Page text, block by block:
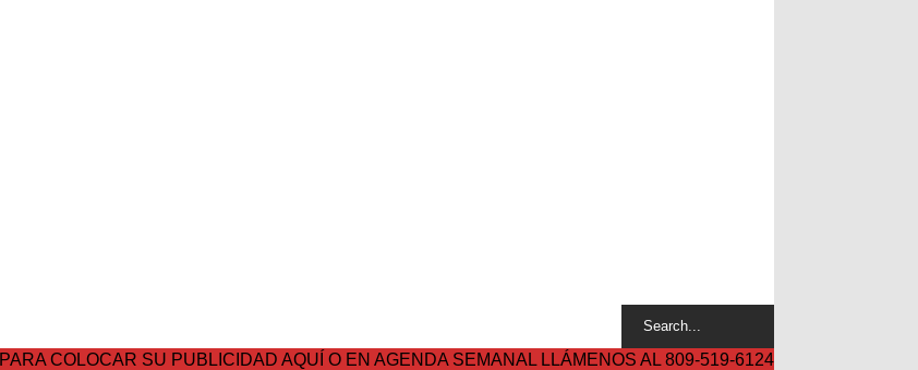
PARA COLOCAR SU PUBLICIDAD AQUÍ O EN AGENDA SEMANAL LLÁMENOS AL 809-519-6124